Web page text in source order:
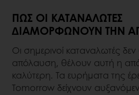
ΠΏΣ ΟΙ ΚΑΤΑΝΑΛΩΤΈΣ
ΔΙΑΜΟΡΦΏΝΟΥΝ ΤΗΝ
Οι σημερινοί καταναλωτές
απόλαυση, θέλουν αυτή η
καλύτερη. Τα ευρήματα της
Tomorrow δείχνουν